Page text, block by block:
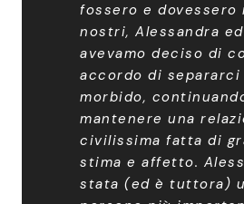
fossero e dovessero
nostri, Alessandra
avevamo deciso di
accordo di separarci
morbido,
mantenere una
civilissima fatta di
stima e affetto.
stata (ed è tuttora)